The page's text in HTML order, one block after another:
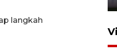
langkah